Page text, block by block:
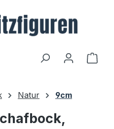
Natur 9cm